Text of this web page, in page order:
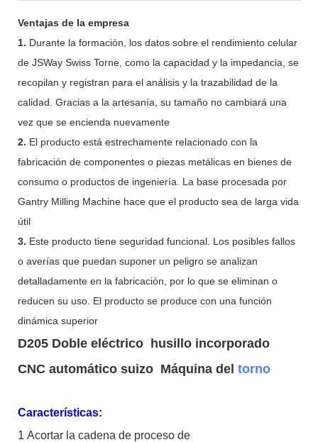
Ventajas de la empresa
1. Durante la formación, los datos sobre el rendimiento celular
de JSWay Swiss Torne, como la capacidad y la impedancia, se
recopilan y registran para el análisis y la trazabilidad de la
calidad. Gracias a la artesanía, su tamaño no cambiará una
vez que se encienda nuevamente
2. El producto está estrechamente relacionado con la
fabricación de componentes o piezas metálicas en bienes de
consumo o productos de ingeniería. La base procesada por
Gantry Milling Machine hace que el producto sea de larga vida
útil
3. Este producto tiene seguridad funcional. Los posibles fallos
o averías que puedan suponer un peligro se analizan
detalladamente en la fabricación, por lo que se eliminan o
reducen su uso. El producto se produce con una función
dinámica superior
D205 Doble eléctrico husillo incorporado
CNC automático suizo Máquina del torno
Características:
1 Acortar la cadena de proceso de